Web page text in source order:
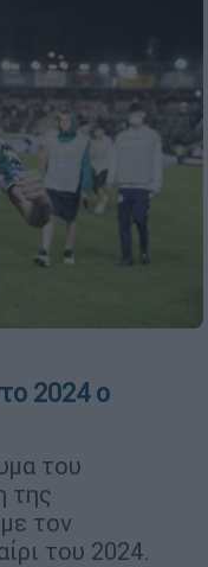
2024 ο
του
της
τον
του 2024.